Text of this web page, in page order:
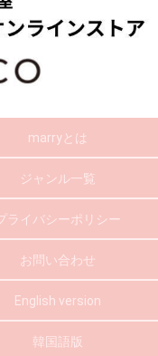
marryとは
ジャンル一覧
ライバシーポリシー
お問い合わせ
English version
韓国語版